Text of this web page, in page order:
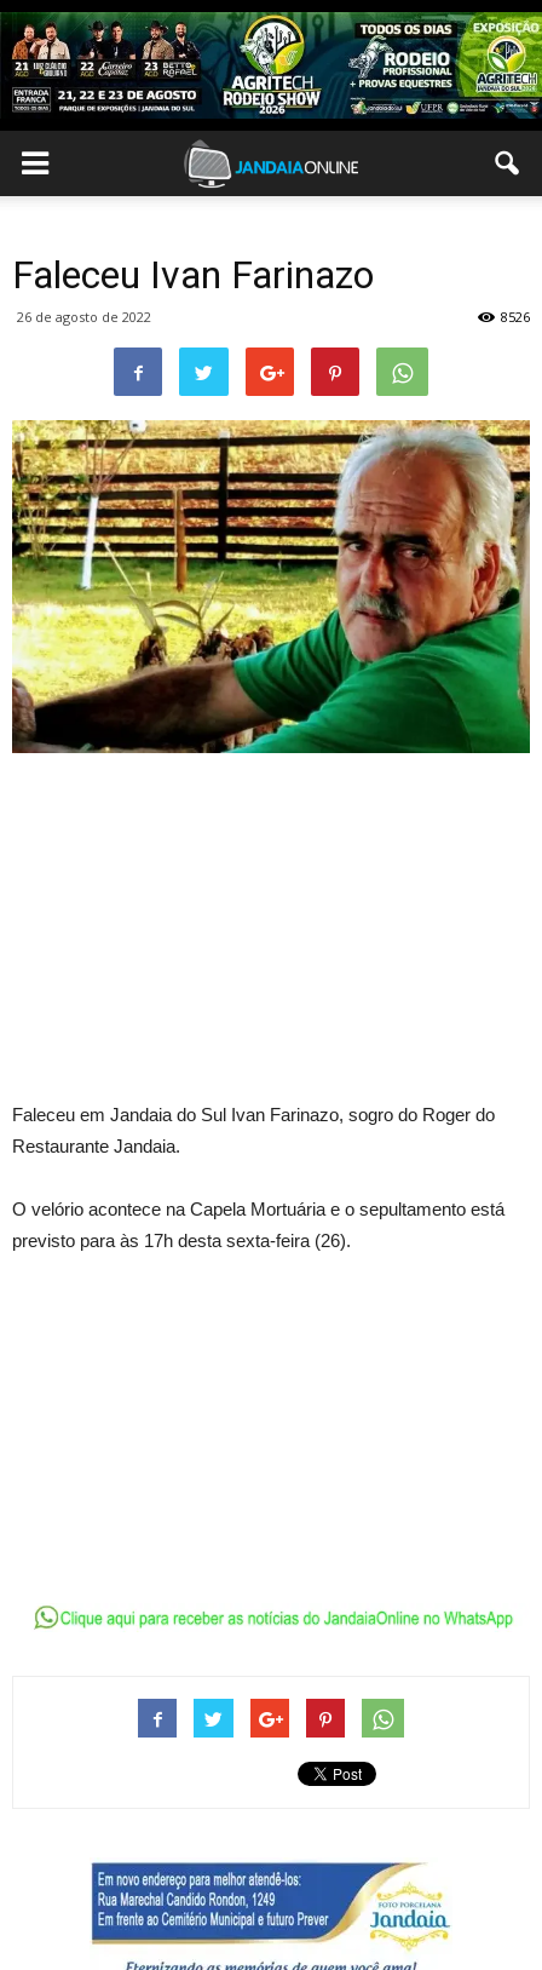
Faleceu Ivan Farinazo
26 de agosto de 2022 8526
Faleceu em Jandaia do Sul Ivan Farinazo, sogro do Roger do
Restaurante Jandaia.
O velório acontece na Capela Mortuária e o sepultamento está
previsto para às 17h desta sexta-feira (26).